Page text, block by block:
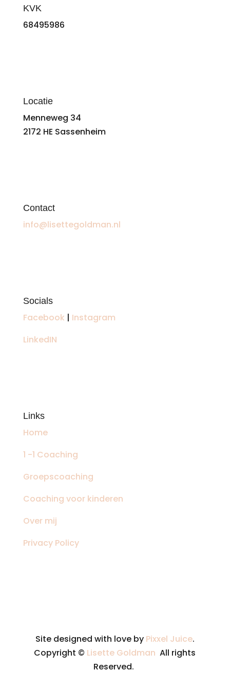
KVK
68495986
Locatie
Menneweg 34
2172 HE Sassenheim
Contact
info@lisettegoldman.nl
Socials
Facebook | Instagram
LinkedIN
Links
Home
1 -1 Coaching
Groepscoaching
Coaching voor kinderen
Over mij
Privacy Policy
Site designed with love by Pixxel Juice.
Copyright © Lisette Goldman All rights
Reserved.